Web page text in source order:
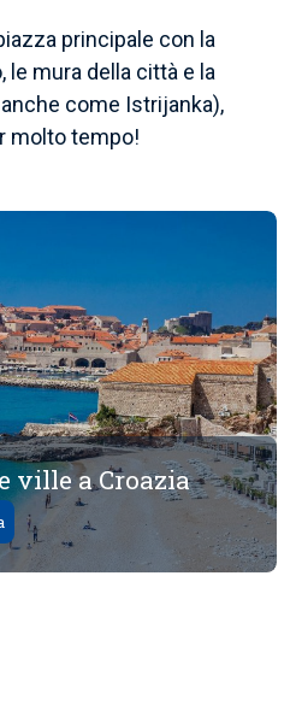
principale con la
le mura della città e la
come Istrijanka),
molto tempo!
ville a Croazia